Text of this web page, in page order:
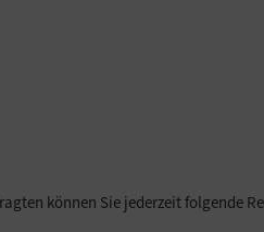
können Sie jederzeit folgende